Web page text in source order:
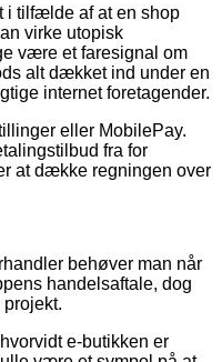
i tilfælde af at en shop
virke utopisk
være et faresignal om
alt dækket ind under en
internet foretagender.
eller MobilePay.
fra for
at dække regningen over
behøver man når
handelsaftale, dog
e-butikken er